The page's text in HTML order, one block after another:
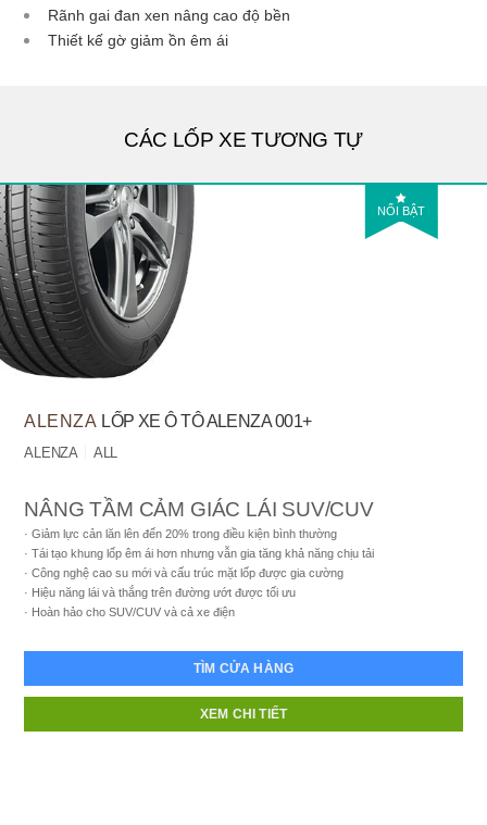
Rãnh gai đan xen nâng cao độ bền
Thiết kế gờ giảm ồn êm ái
CÁC LỐP XE TƯƠNG TỰ
NỔI BẬT
ALENZA LỐP XE Ô TÔ ALENZA 001+
ALENZA ALL
NÂNG TẦM CẢM GIÁC LÁI SUV/CUV
Giảm lực cản lăn lên đến 20% trong điều kiện bình thường
Tái tạo khung lốp êm ái hơn nhưng vẫn gia tăng khả năng chịu tải
Công nghệ cao su mới và cấu trúc mặt lốp được gia cường
Hiệu năng lái và thắng trên đường ướt được tối ưu
Hoàn hảo cho SUV/CUV và cả xe điện
TÌM CỬA HÀNG
XEM CHI TIẾT